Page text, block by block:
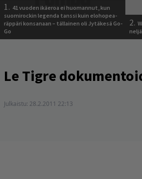
1. 41 vuoden ikäeroa ei huomannut, kun
suomirockin legenda tanssi kuin elohopea-
räppäri konsanaan – tällainen oli Jytäkesä Go-
Go
2.
Le Tigre
Julkaistu: 28.2.2011 22:13